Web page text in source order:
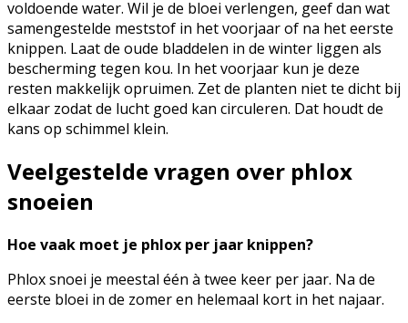
voldoende water. Wil je de bloei verlengen, geef dan wat
samengestelde meststof in het voorjaar of na het eerste
knippen. Laat de oude bladdelen in de winter liggen als
bescherming tegen kou. In het voorjaar kun je deze
resten makkelijk opruimen. Zet de planten niet te dicht bij
elkaar zodat de lucht goed kan circuleren. Dat houdt de
kans op schimmel klein.
Veelgestelde vragen over phlox
snoeien
Hoe vaak moet je phlox per jaar knippen?
Phlox snoei je meestal één à twee keer per jaar. Na de
eerste bloei in de zomer en helemaal kort in het najaar.